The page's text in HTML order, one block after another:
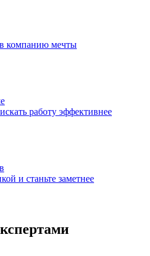
компанию мечты
работу эффективнее
и станьте заметнее